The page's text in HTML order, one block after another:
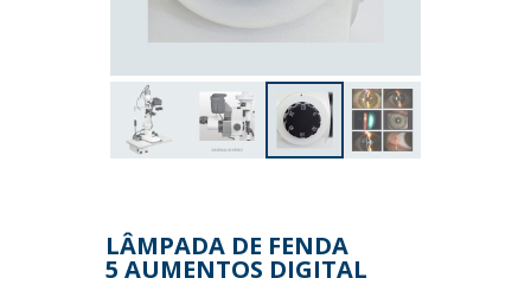
Previous
LÂMPADA DE FENDA
5 AUMENTOS DIGITAL